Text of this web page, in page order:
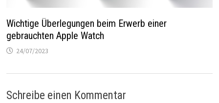
Wichtige Überlegungen beim Erwerb einer
gebrauchten Apple Watch
24/07/2023
Schreibe einen Kommentar